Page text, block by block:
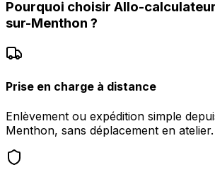
Pourquoi choisir Allo-calculateur
sur-Menthon ?
Prise en charge à distance
Enlèvement ou expédition simple
Menthon, sans déplacement en atelier.